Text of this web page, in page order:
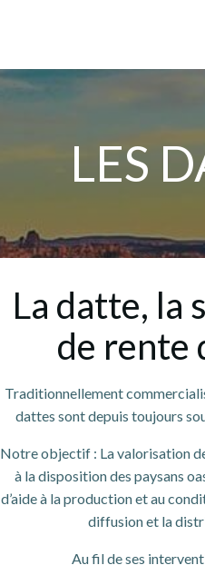
LES
La datte, la
de rente
Traditionnellement
dattes sont depuis toujours
Notre objectif : La valorisation
à la disposition des paysans
d’aide à la production et au
diffusion et la
Au fil de ses